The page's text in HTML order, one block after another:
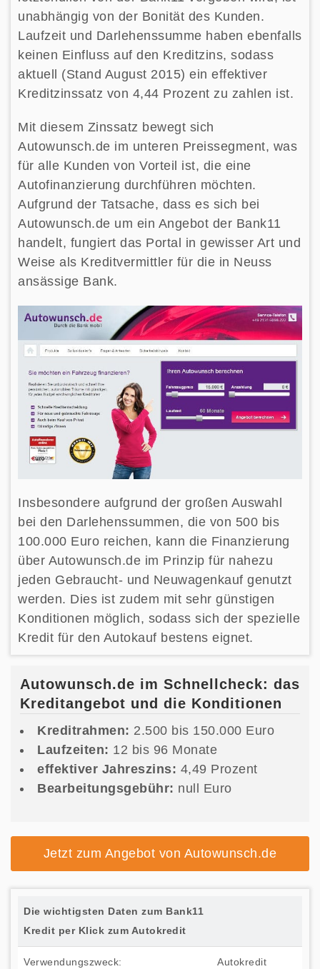
unabhängig von der Bonität des Kunden.
Laufzeit und Darlehenssumme haben ebenfalls
keinen Einfluss auf den Kreditzins, sodass
aktuell (Stand August 2015) ein effektiver
Kreditzinssatz von 4,44 Prozent zu zahlen ist.
Mit diesem Zinssatz bewegt sich
Autowunsch.de im unteren Preissegment, was
für alle Kunden von Vorteil ist, die eine
Autofinanzierung durchführen möchten.
Aufgrund der Tatsache, dass es sich bei
Autowunsch.de um ein Angebot der Bank11
handelt, fungiert das Portal in gewisser Art und
Weise als Kreditvermittler für die in Neuss
ansässige Bank.
Insbesondere aufgrund der großen Auswahl
bei den Darlehenssummen, die von 500 bis
100.000 Euro reichen, kann die Finanzierung
über Autowunsch.de im Prinzip für nahezu
jeden Gebraucht- und Neuwagenkauf genutzt
werden. Dies ist zudem mit sehr günstigen
Konditionen möglich, sodass sich der spezielle
Kredit für den Autokauf bestens eignet.
Autowunsch.de im Schnellcheck: das
Kreditangebot und die Konditionen
Kreditrahmen: 2.500 bis 150.000 Euro
Laufzeiten: 12 bis 96 Monate
effektiver Jahreszins: 4,49 Prozent
Bearbeitungsgebühr: null Euro
Jetzt zum Angebot von Autowunsch.de
Die wichtigsten Daten zum Bank11
Kredit per Klick zum Autokredit
Verwendungszweck: Autokredit